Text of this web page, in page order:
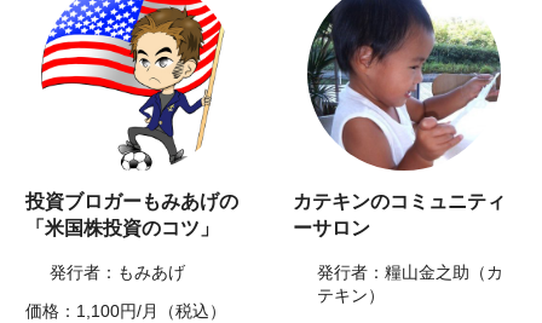
投資ブロガーもみあげの
「米国株投資のコツ」
発行者：もみあげ
価格：1,100円/月（税込）
カテキンのコミュニティ
ーサロン
発行者：糧山金之助（カ
テキン）